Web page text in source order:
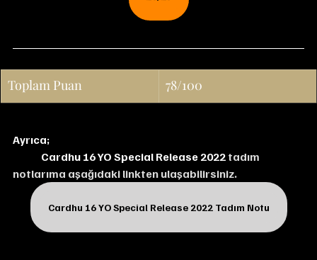
Toplam Puan 78/100
Ayrıca;
Cardhu 16 YO Special Release 2022 tadım
notlarıma aşağıdaki linkten ulaşabilirsiniz.
Cardhu 16 YO Special Release 2022 Tadım Notu